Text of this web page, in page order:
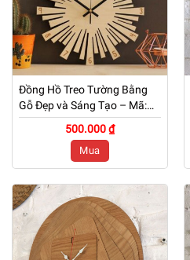
Đồng Hồ Treo Tường Bằng
Gỗ Đẹp và Sáng Tạo – Mã:
PNW 051
500.000 ₫
Mua